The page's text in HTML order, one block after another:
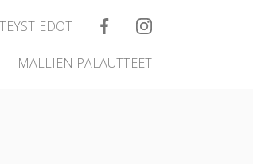
MALLIEN PALAUTTEET